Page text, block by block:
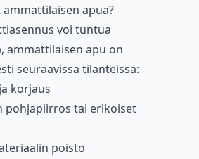
apua?
voi tuntua
ammattilaisen apu on
seuraavissa tilanteissa:
korjaus
pohjapiirros tai erikoiset
poisto